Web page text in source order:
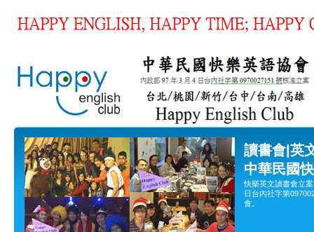
讀書會|英
中華民國
快樂英文讀書會立
日台內社字第
會。